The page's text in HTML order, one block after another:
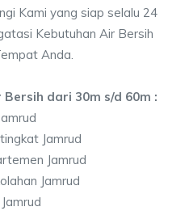
Kami yang siap selalu 24
Kebutuhan Air Bersih
Anda.
dari 30m s/d 60m :
Jamrud
Jamrud
Jamrud